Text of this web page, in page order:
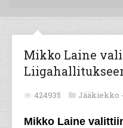
Mikko Laine
424935 Jääkiekko -
Mikko Laine